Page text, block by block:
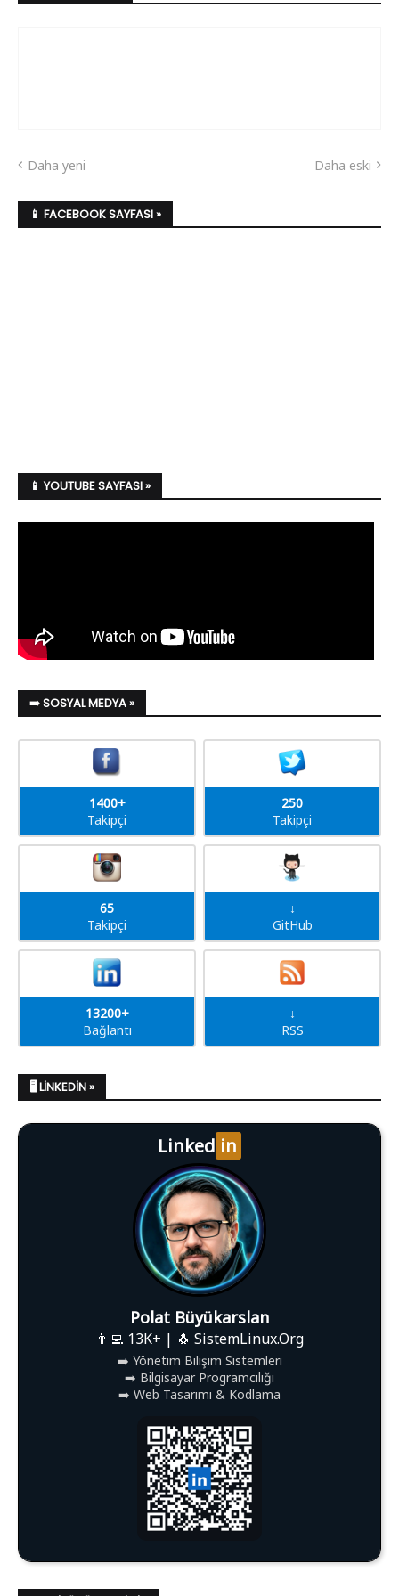
Daha yeni Daha eski
📱 FACEBOOK SAYFASI »
📱 YOUTUBE SAYFASI »
➡️ SOSYAL MEDYA »
1400+
Takipçi
250
Takipçi
65
Takipçi
↓
GitHub
13200+
Bağlantı
↓
RSS
🖥️ LINKEDIN »
Linked in
Polat Büyükarslan
👨‍💻 13K+ | 🐧 SistemLinux.Org
➡️ Yönetim Bilişim Sistemleri
➡️ Bilgisayar Programcılığı
➡️ Web Tasarımı & Kodlama